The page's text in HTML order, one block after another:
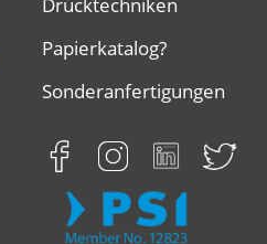
Papierkatalog?
Sonderanfertigungen